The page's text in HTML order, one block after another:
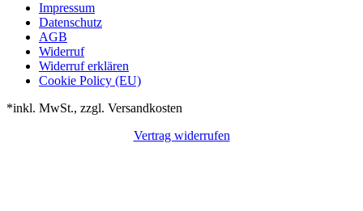
Impressum
Datenschutz
AGB
Widerruf
Widerruf erklären
Cookie Policy (EU)
*inkl. MwSt., zzgl. Versandkosten
Vertrag widerrufen